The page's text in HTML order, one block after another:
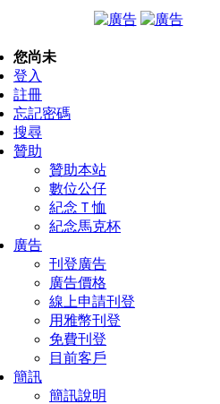
您尚未
登入
註冊
忘記密碼
搜尋
贊助
贊助本站
數位公仔
紀念Ｔ恤
紀念馬克杯
廣告
刊登廣告
廣告價格
線上申請刊登
用雅幣刊登
免費刊登
目前客戶
簡訊
簡訊說明